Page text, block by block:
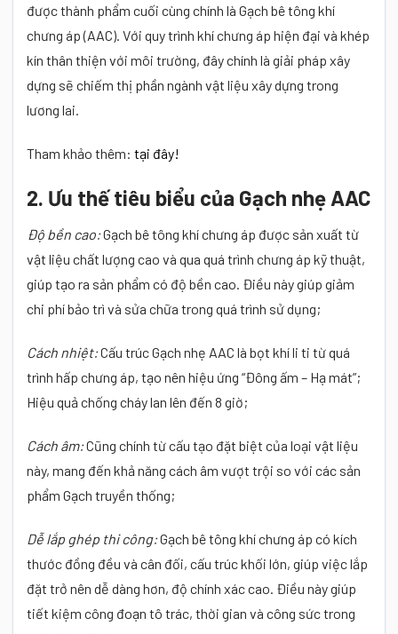
được thành phẩm cuối cùng chính là Gạch bê tông khí
chưng áp (AAC). Với quy trình khí chưng áp hiện đại và khép
kín thân thiện với môi trường, đây chính là giải pháp xây
dựng sẽ chiếm thị phần ngành vật liệu xây dựng trong
lương lai.
Tham khảo thêm: tại đây!
2. Ưu thế tiêu biểu của Gạch nhẹ AAC
Độ bền cao:Gạch bê tông khí chưng áp được sản xuất từ
vật liệu chất lượng cao và qua quá trình chưng áp kỹ thuật,
giúp tạo ra sản phẩm có độ bền cao. Điều này giúp giảm
chi phí bảo trì và sửa chữa trong quá trình sử dụng;
Cách nhiệt:Cấu trúc Gạch nhẹ AAC là bọt khí li ti từ quá
trình hấp chưng áp, tạo nên hiệu ứng “Đông ấm – Hạ mát”;
Hiệu quả chống cháy lan lên đến 8 giờ;
Cách âm:Cũng chính từ cấu tạo đặt biệt của loại vật liệu
này, mang đến khả năng cách âm vượt trội so với các sản
phẩm Gạch truyền thống;
Dễ lắp ghép thi công:Gạch bê tông khí chưng áp có kích
thước đồng đều và cân đối, cấu trúc khối lớn, giúp việc lắp
đặt trở nên dễ dàng hơn, độ chính xác cao. Điều này giúp
tiết kiệm công đoạn tô trác, thời gian và công sức trong